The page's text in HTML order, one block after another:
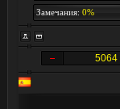
Замечания: 0%
5064